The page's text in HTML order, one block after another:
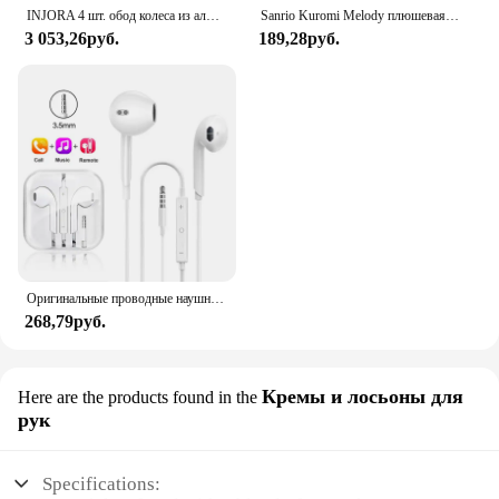
3 053,26руб.
Sanrio Kuromi Melody плюшевая кукла для мытья лица, милая коричная, милая, нескользящая, эластичная, аксессуары для волос
189,28руб.
Оригинальные проводные наушники для Xiaomi Mi 13 Ultra 12T Pro Type C, наушники для Redmi Poco Huawei Samsung, наушники-вкладыши, гарнитура для режима «свободные руки»
268,79руб.
Here are the products found in the Кремы и лосьоны для
рук
Specifications: